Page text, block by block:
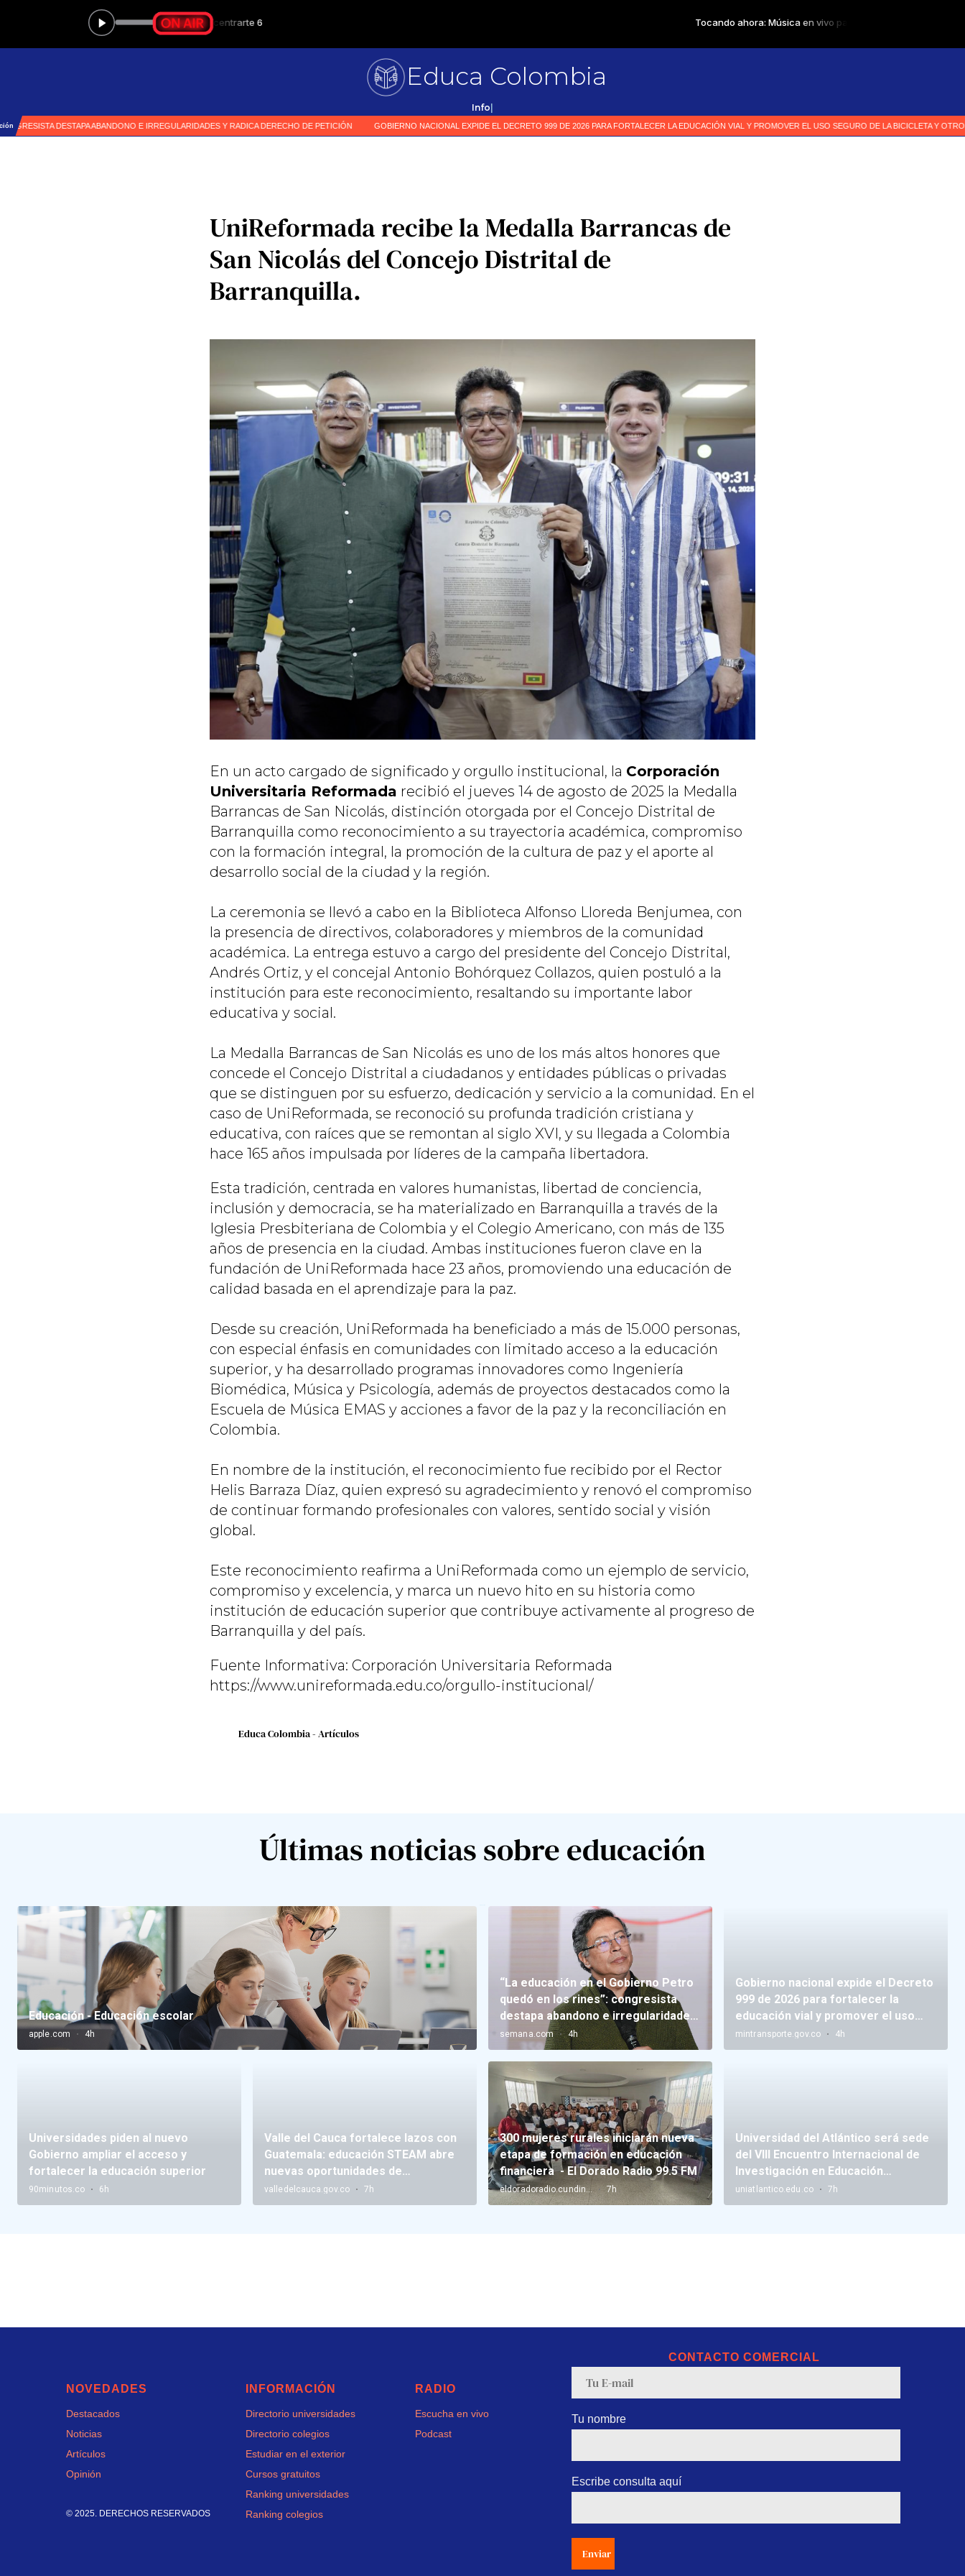
Educa Colombia
Pri|
UniReformada recibe la Medalla Barrancas de
San Nicolás del Concejo Distrital de
Barranquilla.
En un acto cargado de significado y orgullo institucional, la Corporación
Universitaria Reformada recibió el jueves 14 de agosto de 2025 la Medalla
Barrancas de San Nicolás, distinción otorgada por el Concejo Distrital de
Barranquilla como reconocimiento a su trayectoria académica, compromiso
con la formación integral, la promoción de la cultura de paz y el aporte al
desarrollo social de la ciudad y la región.
La ceremonia se llevó a cabo en la Biblioteca Alfonso Lloreda Benjumea, con
la presencia de directivos, colaboradores y miembros de la comunidad
académica. La entrega estuvo a cargo del presidente del Concejo Distrital,
Andrés Ortiz, y el concejal Antonio Bohórquez Collazos, quien postuló a la
institución para este reconocimiento, resaltando su importante labor
educativa y social.
La Medalla Barrancas de San Nicolás es uno de los más altos honores que
concede el Concejo Distrital a ciudadanos y entidades públicas o privadas
que se distinguen por su esfuerzo, dedicación y servicio a la comunidad. En el
caso de UniReformada, se reconoció su profunda tradición cristiana y
educativa, con raíces que se remontan al siglo XVI, y su llegada a Colombia
hace 165 años impulsada por líderes de la campaña libertadora.
Esta tradición, centrada en valores humanistas, libertad de conciencia,
inclusión y democracia, se ha materializado en Barranquilla a través de la
Iglesia Presbiteriana de Colombia y el Colegio Americano, con más de 135
años de presencia en la ciudad. Ambas instituciones fueron clave en la
fundación de UniReformada hace 23 años, promoviendo una educación de
calidad basada en el aprendizaje para la paz.
Desde su creación, UniReformada ha beneficiado a más de 15.000 personas,
con especial énfasis en comunidades con limitado acceso a la educación
superior, y ha desarrollado programas innovadores como Ingeniería
Biomédica, Música y Psicología, además de proyectos destacados como la
Escuela de Música EMAS y acciones a favor de la paz y la reconciliación en
Colombia.
En nombre de la institución, el reconocimiento fue recibido por el Rector
Helis Barraza Díaz, quien expresó su agradecimiento y renovó el compromiso
de continuar formando profesionales con valores, sentido social y visión
global.
Este reconocimiento reafirma a UniReformada como un ejemplo de servicio,
compromiso y excelencia, y marca un nuevo hito en su historia como
institución de educación superior que contribuye activamente al progreso de
Barranquilla y del país.
Fuente Informativa: Corporación Universitaria Reformada
https://www.unireformada.edu.co/orgullo-institucional/
Educa Colombia - Artículos
Últimas noticias sobre educación
NOVEDADES
Destacados
Noticias
Artículos
Opinión
INFORMACIÓN
Directorio universidades
Directorio colegios
Estudiar en el exterior
Cursos gratuitos
Ranking universidades
Ranking colegios
RADIO
Escucha en vivo
Podcast
© 2025. DERECHOS RESERVADOS
Tu nombre
Escribe consulta aquí
Enviar
CONTACTO COMERCIAL